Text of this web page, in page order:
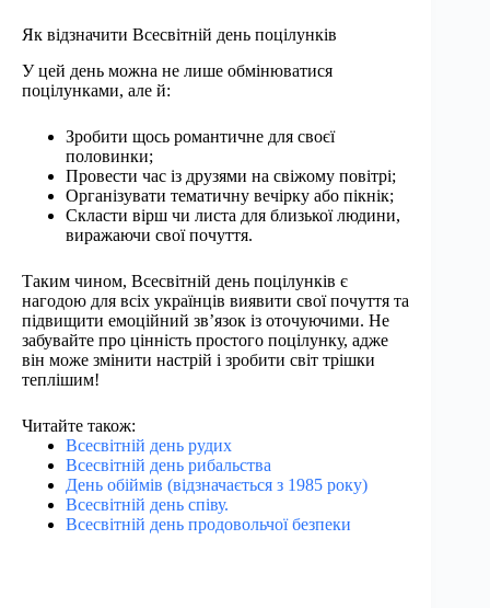
Як відзначити Всесвітній день поцілунків
У цей день можна не лише обмінюватися
поцілунками, але й:
Зробити щось романтичне для своєї
половинки;
Провести час із друзями на свіжому повітрі;
Організувати тематичну вечірку або пікнік;
Скласти вірш чи листа для близької людини,
виражаючи свої почуття.
Таким чином, Всесвітній день поцілунків є
нагодою для всіх українців виявити свої почуття та
підвищити емоційний зв’язок із оточуючими. Не
забувайте про цінність простого поцілунку, адже
він може змінити настрій і зробити світ трішки
теплішим!
Читайте також:
Всесвітній день рудих
Всесвітній день рибальства
День обіймів (відзначається з 1985 року)
Всесвітній день співу.
Всесвітній день продовольчої безпеки